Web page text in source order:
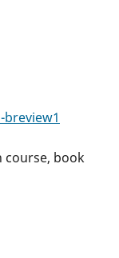
course, book